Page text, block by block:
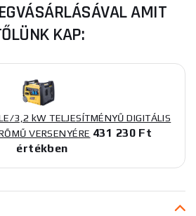
AMIT
KAP:
3,2 kW TELJESÍTMÉNYŰ DIGITÁLIS
VERSENYÉRE 431 230 Ft
értékben